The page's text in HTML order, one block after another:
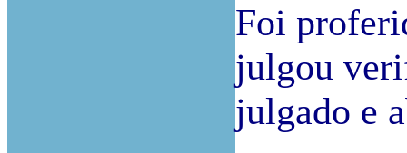
Foi
julgou
julgado e